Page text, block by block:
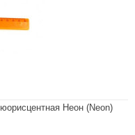
Неон (Neon)